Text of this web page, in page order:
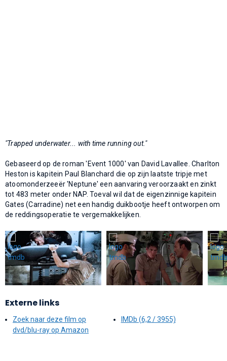
"Trapped underwater... with time running out."
Gebaseerd op de roman 'Event 1000' van David Lavallee. Charlton
Heston is kapitein Paul Blanchard die op zijn laatste tripje met
atoomonderzeeër 'Neptune' een aanvaring veroorzaakt en zinkt
tot 483 meter onder NAP. Toeval wil dat de eigenzinnige kapitein
Gates (Carradine) net een handig duikbootje heeft ontworpen om
de reddingsoperatie te vergemakkelijken.
Externe links
Zoek naar deze film op
dvd/blu-ray op Amazon
IMDb (6,2 / 3955)